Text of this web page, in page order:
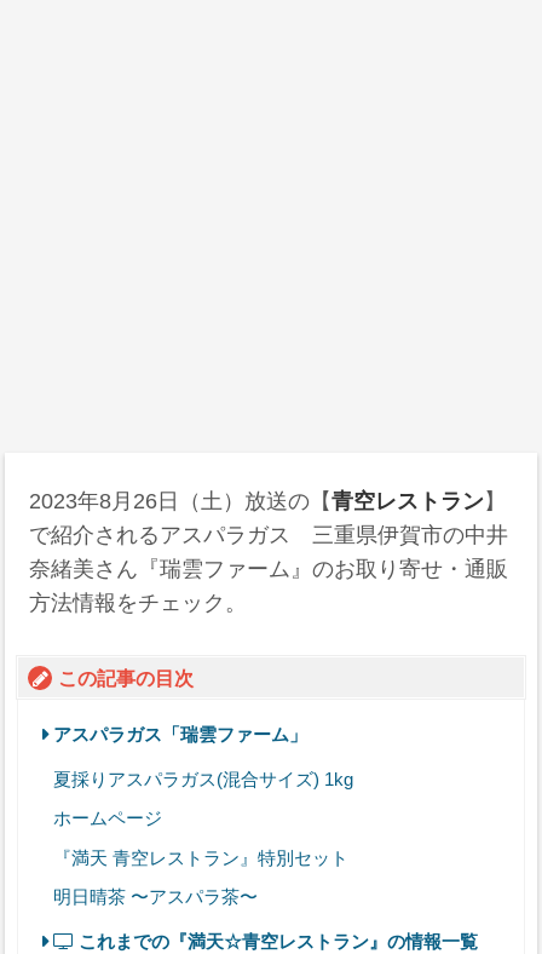
2023年8月26日（土）放送の【青空レストラン】
で紹介されるアスパラガス 三重県伊賀市の中井
奈緒美さん『瑞雲ファーム』のお取り寄せ・通販
方法情報をチェック。
この記事の目次
アスパラガス「瑞雲ファーム」
夏採りアスパラガス(混合サイズ) 1kg
ホームページ
『満天 青空レストラン』特別セット
明日晴茶 〜アスパラ茶〜
これまでの『満天☆青空レストラン』の情報一覧